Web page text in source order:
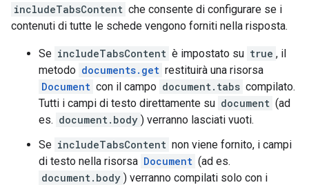
includeTabsContent che consente di configurare se i
contenuti di tutte le schede vengono forniti nella risposta.
Se includeTabsContent è impostato su true , il
metodo documents.get restituirà una risorsa
Document con il campo document.tabs compilato.
Tutti i campi di testo direttamente su document (ad
es. document.body ) verranno lasciati vuoti.
Se includeTabsContent non viene fornito, i campi
di testo nella risorsa Document (ad es.
document.body ) verranno compilati solo con i